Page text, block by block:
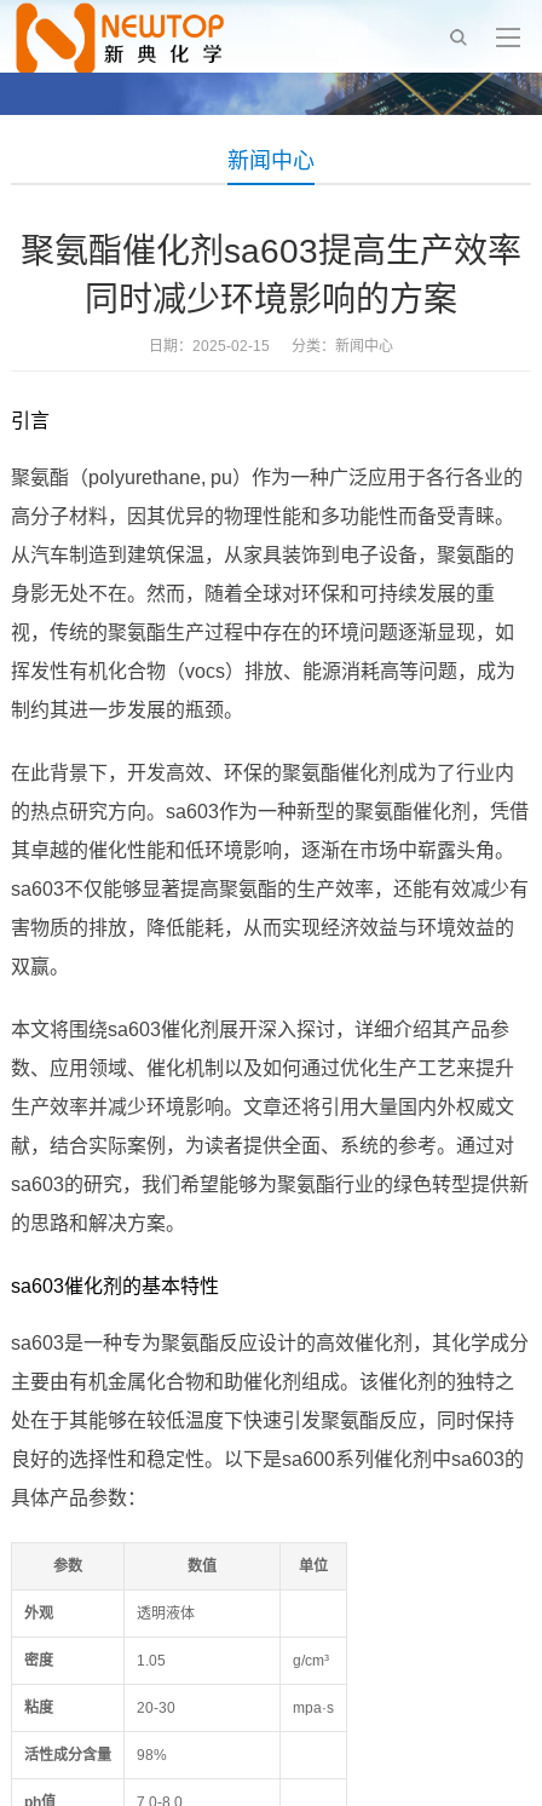
新闻中心
聚氨酯催化剂sa603提高生产效率
同时减少环境影响的方案
日期：2025-02-15 分类： 新闻中心
引言
聚氨酯（polyurethane, pu）作为一种广泛应用于各行各业的
高分子材料，因其优异的物理性能和多功能性而备受青睐。
从汽车制造到建筑保温，从家具装饰到电子设备，聚氨酯的
身影无处不在。然而，随着全球对环保和可持续发展的重
视，传统的聚氨酯生产过程中存在的环境问题逐渐显现，如
挥发性有机化合物（vocs）排放、能源消耗高等问题，成为
制约其进一步发展的瓶颈。
在此背景下，开发高效、环保的聚氨酯催化剂成为了行业内
的热点研究方向。sa603作为一种新型的聚氨酯催化剂，凭借
其卓越的催化性能和低环境影响，逐渐在市场中崭露头角。
sa603不仅能够显著提高聚氨酯的生产效率，还能有效减少有
害物质的排放，降低能耗，从而实现经济效益与环境效益的
双赢。
本文将围绕sa603催化剂展开深入探讨，详细介绍其产品参
数、应用领域、催化机制以及如何通过优化生产工艺来提升
生产效率并减少环境影响。文章还将引用大量国内外权威文
献，结合实际案例，为读者提供全面、系统的参考。通过对
sa603的研究，我们希望能够为聚氨酯行业的绿色转型提供新
的思路和解决方案。
sa603催化剂的基本特性
sa603是一种专为聚氨酯反应设计的高效催化剂，其化学成分
主要由有机金属化合物和助催化剂组成。该催化剂的独特之
处在于其能够在较低温度下快速引发聚氨酯反应，同时保持
良好的选择性和稳定性。以下是sa600系列催化剂中sa603的
具体产品参数：
参数 数值 单位
外观 透明液体
密度 1.05 g/cm³
粘度 20-30 mpa·s
活性成分含量 98%